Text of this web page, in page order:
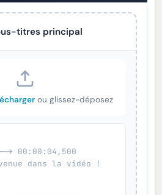
titres principal
ou glissez-déposez